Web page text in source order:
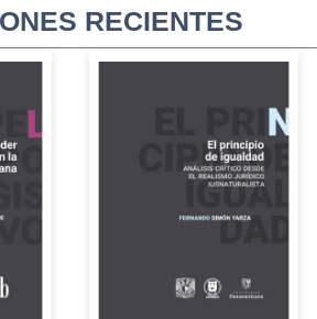
RECIENTES